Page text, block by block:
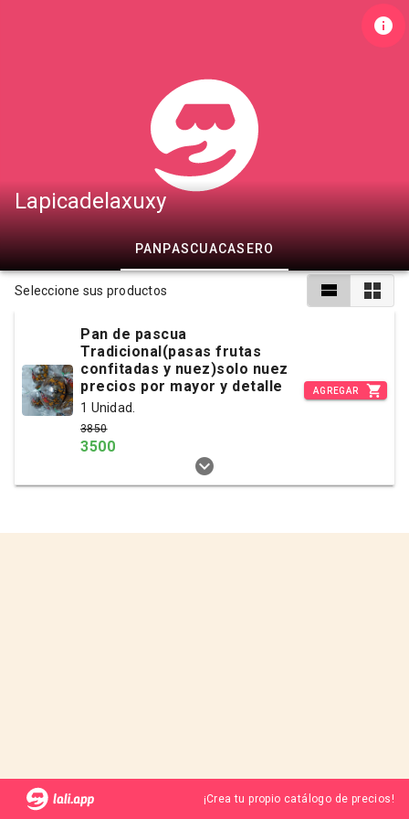
Lapicadelaxuxy
PANPASCUACASERO
Seleccione sus productos
Pan de pascua
Tradicional(pasas frutas
confitadas y nuez)solo nuez
precios por mayor y detalle
1 Unidad.
3850
3500
AGREGAR
¡Crea tu propio catálogo de precios!